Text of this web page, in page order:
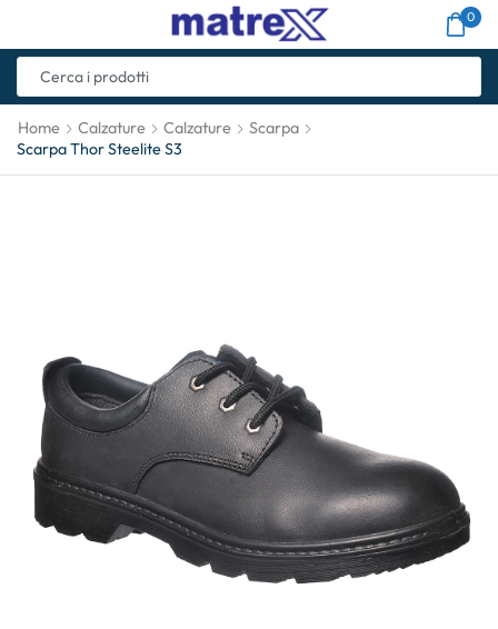
0
Home Calzature Calzature
Scarpa
Scarpa Thor Steelite S3